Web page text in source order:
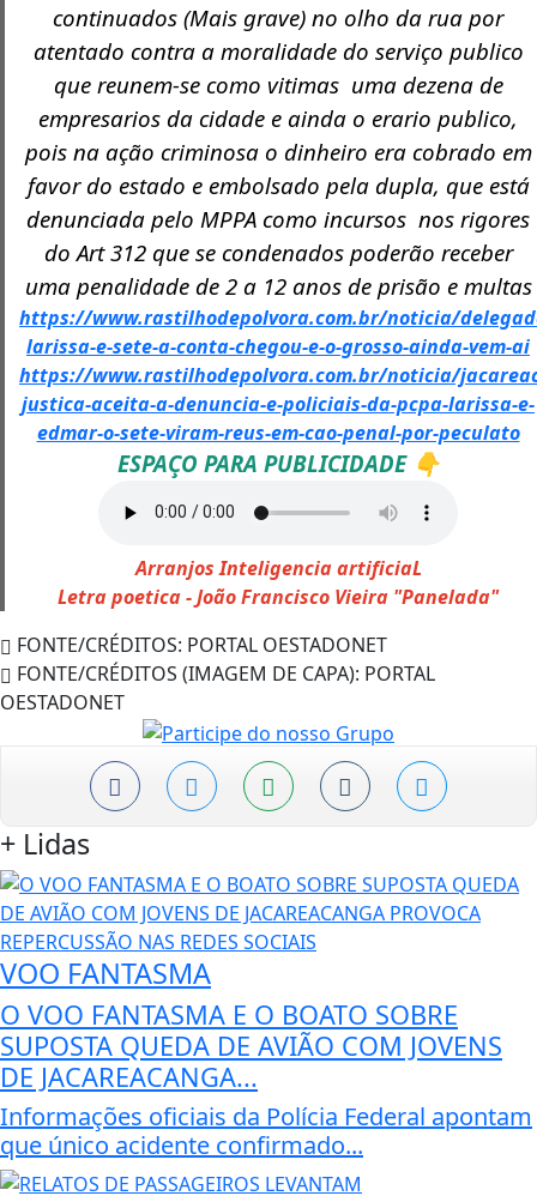
continuados (Mais grave) no olho da rua por
atentado contra a moralidade do serviço publico
que reunem-se como vitimas uma dezena de
empresarios da cidade e ainda o erario publico,
pois na ação criminosa o dinheiro era cobrado em
favor do estado e embolsado pela dupla, que está
denunciada pelo MPPA como incursos nos rigores
do Art 312 que se condenados poderão receber
uma penalidade de 2 a 12 anos de prisão e multas
https://www.rastilhodepolvora.com.br/noticia/
larissa-e-sete-a-conta-chegou-e-o-grosso-ainda-vem-ai
https://www.rastilhodepolvora.com.br/noticia/
justica-aceita-a-denuncia-e-policiais-da-pcpa-larissa-e-
edmar-o-sete-viram-reus-em-cao-penal-por-peculato
ESPAÇO PARA PUBLICIDADE 👇
Arranjos Inteligencia artificiaL
Letra poetica - João Francisco Vieira "Panelada"
FONTE/CRÉDITOS: PORTAL OESTADONET
FONTE/CRÉDITOS (IMAGEM DE CAPA): PORTAL
OESTADONET
+ Lidas
VOO FANTASMA
O VOO FANTASMA E O BOATO SOBRE
SUPOSTA QUEDA DE AVIÃO COM JOVENS
DE JACAREACANGA...
Informações oficiais da Polícia Federal apontam
que único acidente confirmado...